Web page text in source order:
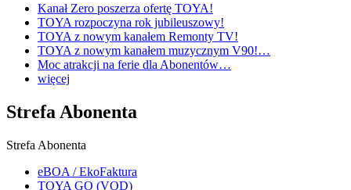
Kanał Zero poszerza ofertę TOYA!
TOYA rozpoczyna rok jubileuszowy!
TOYA z nowym kanałem Remonty TV!
TOYA z nowym kanałem muzycznym V90!…
Moc atrakcji na ferie dla Abonentów…
więcej
Strefa Abonenta
Strefa Abonenta
eBOA / EkoFaktura
TOYA GO (VOD)